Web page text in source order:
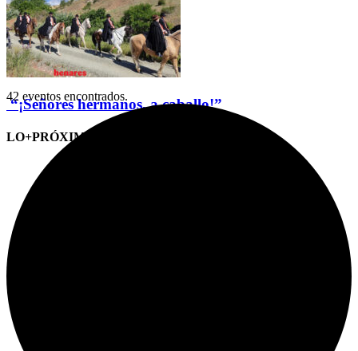
“¡Señores hermanos, a caballo!”
LO+PRÓXIMO (CITAS)
42 eventos encontrados.